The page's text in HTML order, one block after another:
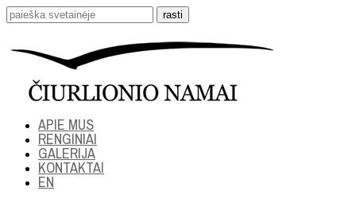
APIE MUS
RENGINIAI
GALERIJA
KONTAKTAI
EN